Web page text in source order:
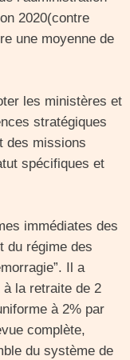
2020(contre
une moyenne de
les ministères et
stratégiques
des missions
spécifiques et
immédiates des
du régime des
Il a
à la retraite de 2
à 2% par
complète,
du système de